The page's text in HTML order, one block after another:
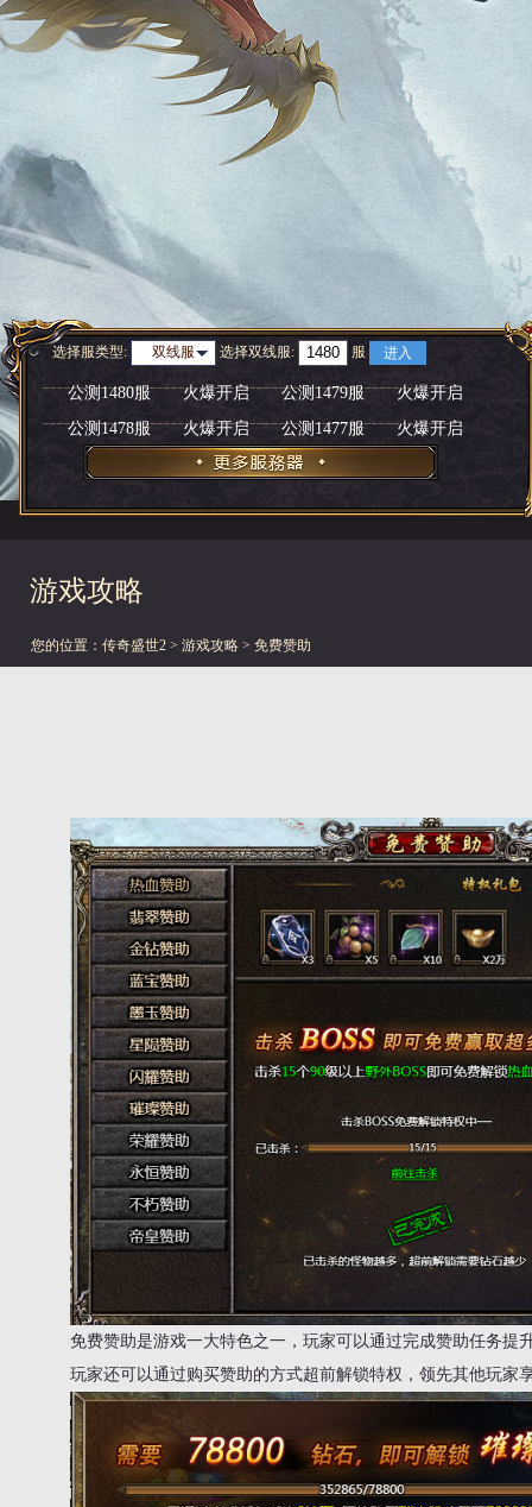
选择服类型: 双线服 选择双线服: 服 进入
公测1480服 火爆开启 公测1479服
火爆开启
公测1478服
火爆开启 公测1477服 火爆开启
游戏攻略
您的位置： 传奇盛世2 > 游戏攻略 > 免费赞助
免费赞助是游戏一大特色之一，玩家可以通过完成赞助任务
玩家还可以通过购买赞助的方式超前解锁特权，领先其他玩家